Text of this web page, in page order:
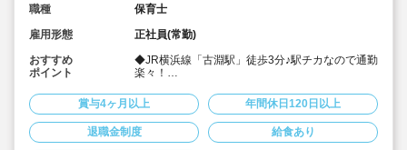
職種
保育士
雇用形態
正社員(常勤)
おすすめ
ポイント
◆JR横浜線「古淵駅」徒歩3分♪駅チカなので通勤
楽々！
額を一時金として支給されています！
◆賞与実績4.0か月！退職金制度ありと高待遇求
人です！
◆職員の定着率も高く、職員関係も良好な環境で
賞与4ヶ月以上 年間休日120日以上
退職金制度 給食あり